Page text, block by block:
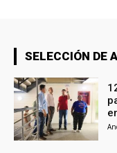
SELECCIÓN DE